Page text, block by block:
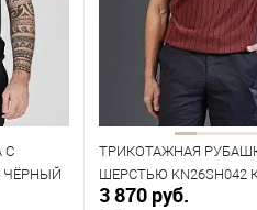
С
ЧЁРНЫЙ
ТРИКОТАЖНАЯ
ШЕРСТЬЮ KN26SH042
3 870 руб.